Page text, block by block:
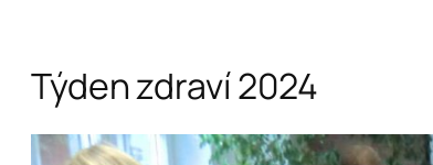
Týden zdraví 2024